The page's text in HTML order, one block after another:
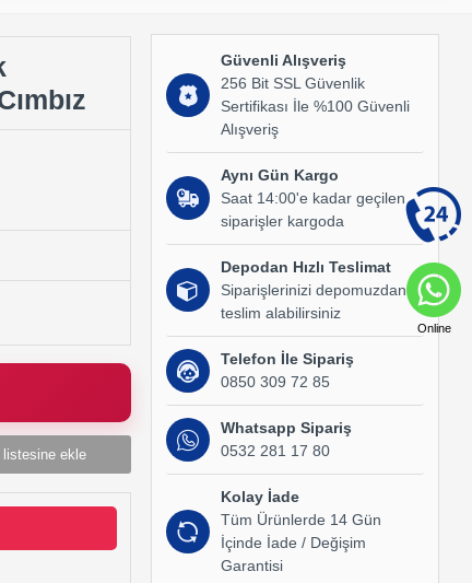
listesine ekle
Güvenli Alışveriş
256 Bit SSL Güvenlik
Sertifikası İle %100 Güvenli
Alışveriş
Aynı Gün Kargo
Saat 14:00'e kadar geçilen
siparişler kargoda
Depodan Hızlı Teslimat
Siparişlerinizi depomuzdan
teslim alabilirsiniz
Telefon İle Sipariş
0850 309 72 85
Whatsapp Sipariş
0532 281 17 80
Kolay İade
Tüm Ürünlerde 14 Gün
İçinde İade / Değişim
Garantisi
Online